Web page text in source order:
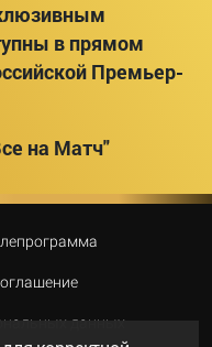
в прямом
Премьер-
на Матч"
данных